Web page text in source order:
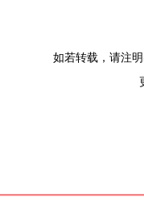
如若转载，请注